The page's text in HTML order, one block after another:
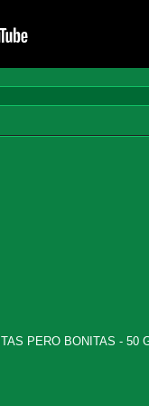
PERO BONITAS - 50